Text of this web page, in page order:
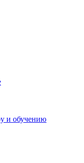
и обучению